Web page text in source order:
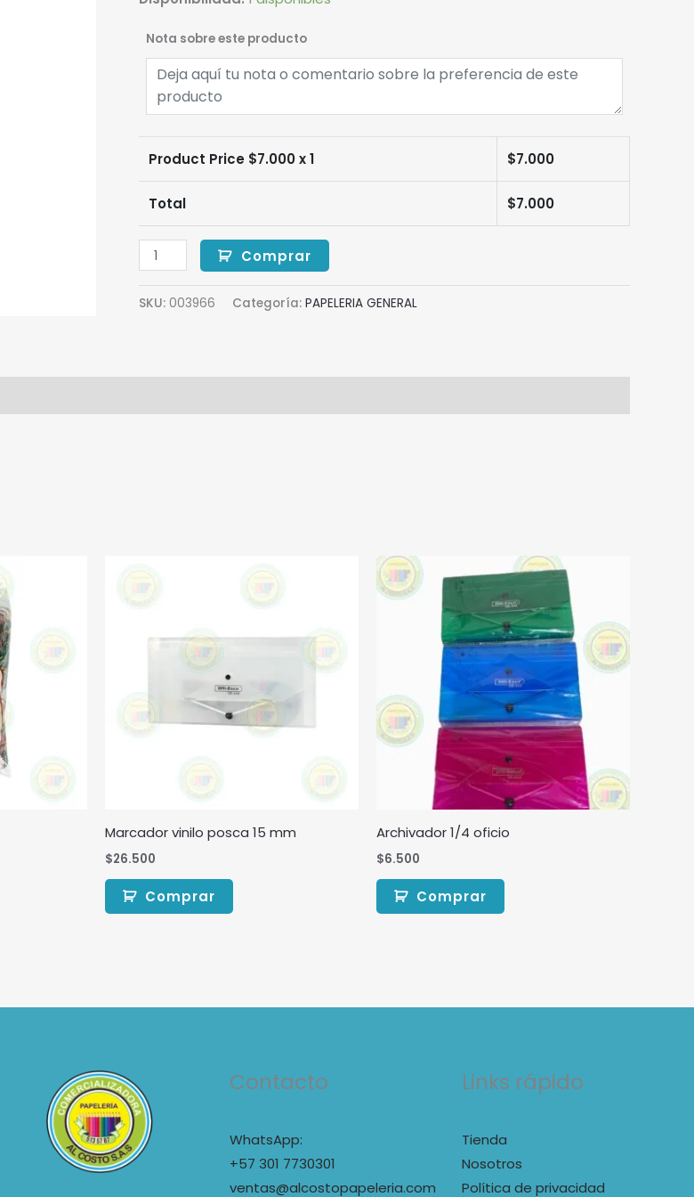
Nota sobre este producto
Product Price $7.000x 1 $7.000
Total $7.000
Comprar
SKU: 003966 Categoría: PAPELERIA GENERAL
Marcador vinilo posca 15 mm
$26.500
Comprar
Archivador 1/4 oficio
$6.500
Comprar
Contacto
WhatsApp:
+57 301 7730301
ventas@alcostopapeleria.com
Links rápido
Tienda
Nosotros
Política de privacidad